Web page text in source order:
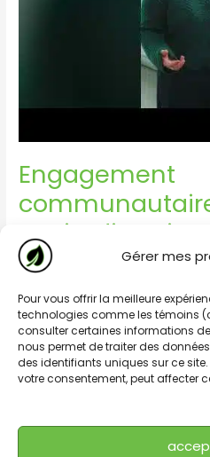
Gérer mes
Pour vous offrir la meilleure
technologies comme les témoins
consulter certaines informations
nous permet de traiter des
des identifiants uniques sur ce site.
votre consentement, peut affecter
Engagement
Desjardins
Entreprise
Dominic
Engagement envers la
Pierre-Le Gardeur a mandaté
une série de capsules
son engagement concret
initiatives de sa communauté.